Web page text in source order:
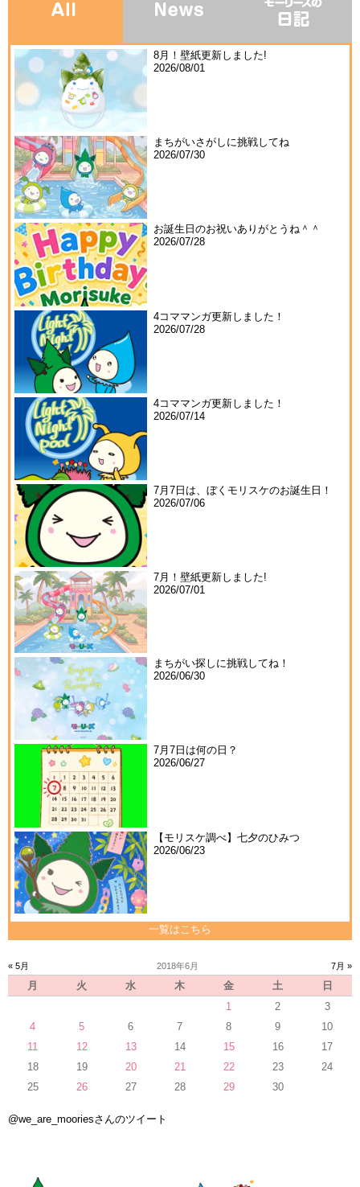
8月！壁紙更新しました!
2026/08/01
まちがいさがしに挑戦してね
2026/07/30
お誕生日のお祝いありがとうね＾＾
2026/07/28
4コママンガ更新しました！
2026/07/28
4コママンガ更新しました！
2026/07/14
7月7日は、ぼくモリスケのお誕生日！
2026/07/06
7月！壁紙更新しました!
2026/07/01
まちがい探しに挑戦してね！
2026/06/30
7月7日は何の日？
2026/06/27
【モリスケ調べ】七夕のひみつ
2026/06/23
一覧はこちら
« 5月 2018年6月 7月 »
月 火 水 木 金 土
日
1
2
3
4
5 6 7 8 9
10
11
12 13 14 15 16
17
18
19 20 21 22 23
24
25
26 27 28 29 30
@we_are_mooriesさんのツイート